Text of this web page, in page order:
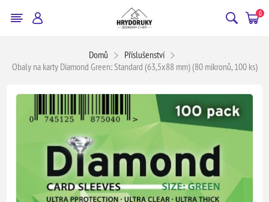
0
Domů
Příslušenství
Obaly na karty Diamond Green: Standard (63,5x88 mm) (80 mikronů, 100 ks)